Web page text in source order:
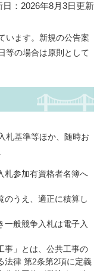
日：2026年8月3日更新
ます。新規の公告案
等の場合は原則として
札基準等ほか、随時お
札参加有資格者名簿へ
のうえ、適正に積算し
一般競争入札は電子入
事」とは、公共工事の
法律 第2条第2項に定義